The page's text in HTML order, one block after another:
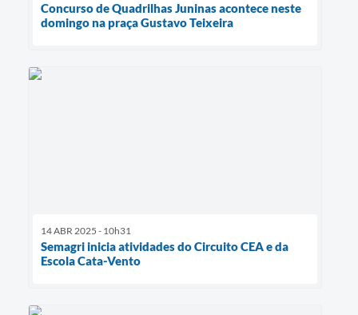
Concurso de Quadrilhas Juninas acontece neste
domingo na praça Gustavo Teixeira
14 ABR 2025 - 10h31
Semagri inicia atividades do Circuito CEA e da
Escola Cata-Vento